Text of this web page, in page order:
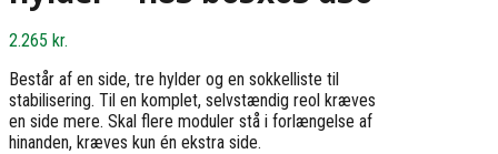
2.265 kr.
Består af en side, tre hylder og en sokkelliste til
stabilisering. Til en komplet, selvstændig reol kræves
en side mere. Skal flere moduler stå i forlængelse af
hinanden, kræves kun én ekstra side.